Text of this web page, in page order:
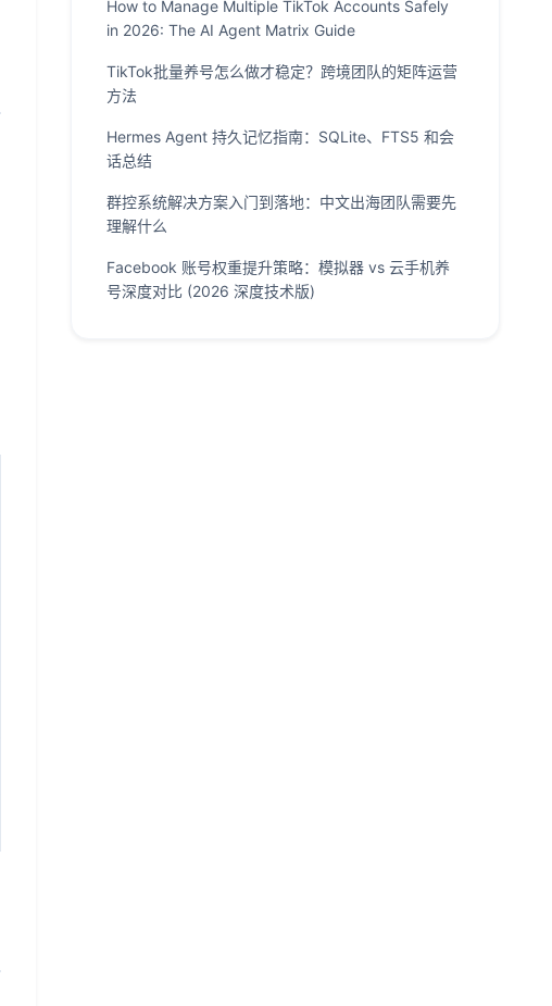
How to Manage Multiple TikTok Accounts Safely
in 2026: The AI Agent Matrix Guide
TikTok批量养号怎么做才稳定？跨境团队的矩阵运营
方法
Hermes Agent 持久记忆指南：SQLite、FTS5 和会
话总结
群控系统解决方案入门到落地：中文出海团队需要先
理解什么
Facebook 账号权重提升策略：模拟器 vs 云手机养
号深度对比 (2026 深度技术版)